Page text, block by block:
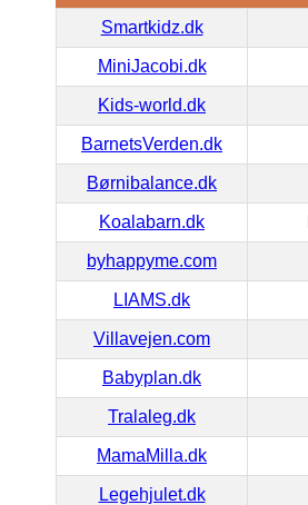
Smartkidz.dk
MiniJacobi.dk
Kids-world.dk
BarnetsVerden.dk
Børnibalance.dk
Koalabarn.dk
byhappyme.com
LIAMS.dk
Villavejen.com
Babyplan.dk
Tralaleg.dk
MamaMilla.dk
Legehjulet.dk